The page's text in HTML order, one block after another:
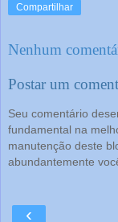
Compartilhar
Nenhum
Postar um
Seu comentário
fundamental na
manutenção deste
abundantemente
‹